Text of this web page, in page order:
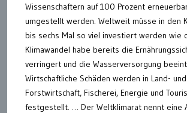
Wissenschaftern auf 100 Prozent
umgestellt werden. Weltweit müsse in den
bis sechs Mal so viel investiert werden wie
Klimawandel habe bereits die
verringert und die Wasserversorgung
Wirtschaftliche Schäden werden in Land- und
Forstwirtschaft, Fischerei, Energie und
festgestellt. … Der Weltklimarat nennt eine